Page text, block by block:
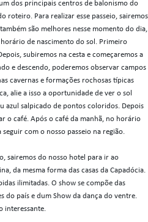
dos principais centros de balonismo do
roteiro. Para realizar esse passeio, sairemos
são melhores nesse momento do dia,
de nascimento do sol. Primeiro
subiremos na cesta e começaremos a
e descendo, poderemos observar campos
cavernas e formações rochosas típicas
alie a isso a oportunidade de ver o sol
azul salpicado de pontos coloridos. Depois
o café. Após o café da manhã, no horário
com o nosso passeio na região.
sairemos do nosso hotel para ir ao
da mesma forma das casas da Capadócia.
ilimitadas. O show se compõe das
do país e dum Show da dança do ventre.
interessante.